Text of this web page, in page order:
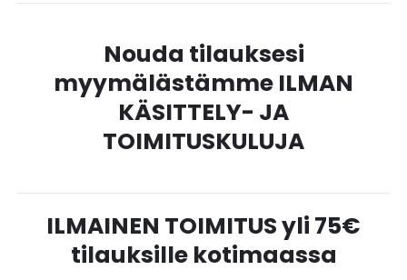
Nouda tilauksesi
myymälästämme ILMAN
KÄSITTELY- JA
TOIMITUSKULUJA
ILMAINEN TOIMITUS yli 75€
tilauksille kotimaassa